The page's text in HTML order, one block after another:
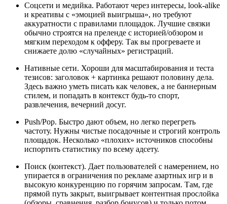
Соцсети и медийка. Работают через интересы, look-alike
и креативы с «эмоцией выигрыша», но требуют
аккуратности с правилами площадок. Лучшие связки
обычно строятся на преленде с историей/обзором и
мягким переходом к офферу. Так вы прогреваете и
снижаете долю «случайных» регистраций.
Нативные сети. Хороши для масштабирования и теста
тезисов: заголовок + картинка решают половину дела.
Здесь важно уметь писать как человек, а не баннерным
стилем, и попадать в контекст будь-то спорт,
развлечения, вечерний досуг.
Push/Pop. Быстро дают объем, но легко перегреть
частоту. Нужны чистые посадочные и строгий контроль
площадок. Несколько «плохих» источников способны
испортить статистику по всему адсету.
Поиск (контекст). Дает пользователей с намерением, но
упирается в ограничения по рекламе азартных игр и в
высокую конкуренцию по горячим запросам. Там, где
прямой путь закрыт, выигрывает контентная прослойка